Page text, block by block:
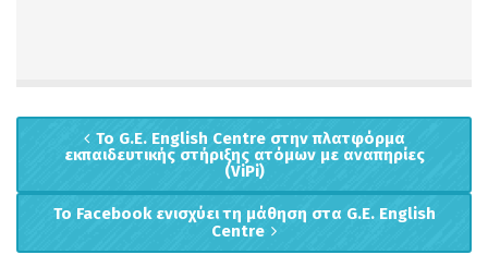
Το G.E. English Centre στην πλατφόρμα
εκπαιδευτικής στήριξης ατόμων με αναπηρίες
(ViPi)
Το Facebook ενισχύει τη μάθηση στα G.E. English
Centre